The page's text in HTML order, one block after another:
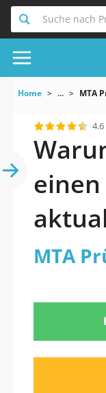
Suche nach
Home ... MTA
4.6
MTA